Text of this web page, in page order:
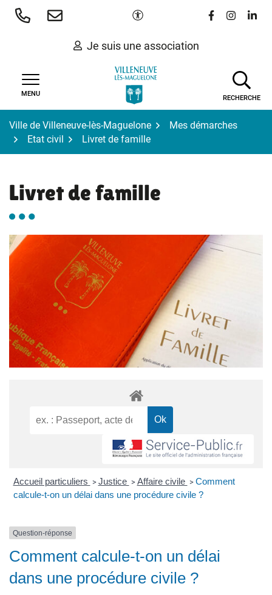
Aller
Paramètres d'accessibilité
Lien vers le
Lien vers
Lien
Je suis une association
MENU
RECHERCHE
Ville de Villeneuve-lès-Maguelone
Mes démarches
Etat civil
Livret de famille
Livret de famille
Accueil particuliers > Justice > Affaire civile > Comment
calcule-t-on un délai dans une procédure civile ?
Question-réponse
Comment calcule-t-on un délai
dans une procédure civile ?